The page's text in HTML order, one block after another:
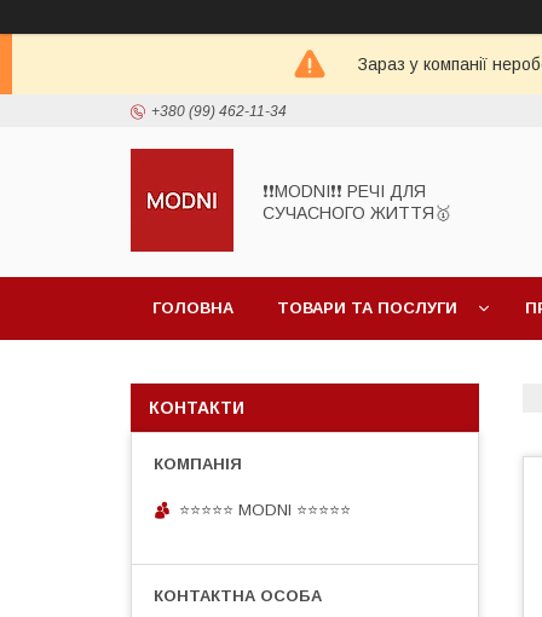
Зараз у компанії
+380 (99) 462-11-34
❗❗MODNI❗❗ РЕЧІ ДЛЯ
СУЧАСНОГО ЖИТТЯ🥇
ГОЛОВНА ТОВАРИ ТА ПОСЛУГИ
КОНТАКТИ
⭐⭐⭐⭐⭐ MODNI ⭐⭐⭐⭐⭐